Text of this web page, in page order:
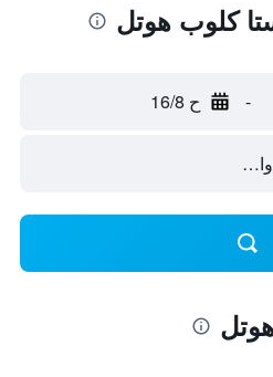
كلوب هوتل
- ح 16/8